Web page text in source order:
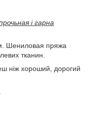
і гарна
Шениловая пряжа
тканин.
ніж хороший, дорогий